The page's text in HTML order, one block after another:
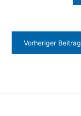
Vorheriger Beitrag